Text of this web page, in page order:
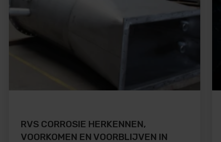
RVS CORROSIE HERKENNEN,
VOORKOMEN EN VOORBLIJVEN IN